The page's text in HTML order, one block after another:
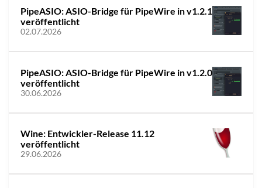
PipeASIO: ASIO-Bridge für PipeWire in v1.2.1
veröffentlicht
02.07.2026
PipeASIO: ASIO-Bridge für PipeWire in v1.2.0
veröffentlicht
30.06.2026
Wine: Entwickler-Release 11.12
veröffentlicht
29.06.2026